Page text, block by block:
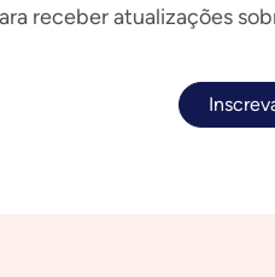
receber atualizações